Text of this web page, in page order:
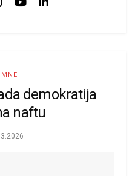
demokratija
naftu